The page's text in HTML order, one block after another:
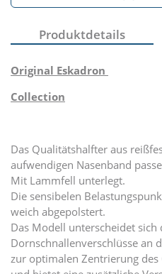
Produktdetails
Original Eskadron
Collection
Das Qualitätshalfter aus
aufwendigen Nasenband
Mit Lammfell unterlegt.
Die sensibelen
weich abgepolstert.
Das Modell unterscheidet sich
Dornschnallenverschlüsse an
zur optimalen Zentrierung des